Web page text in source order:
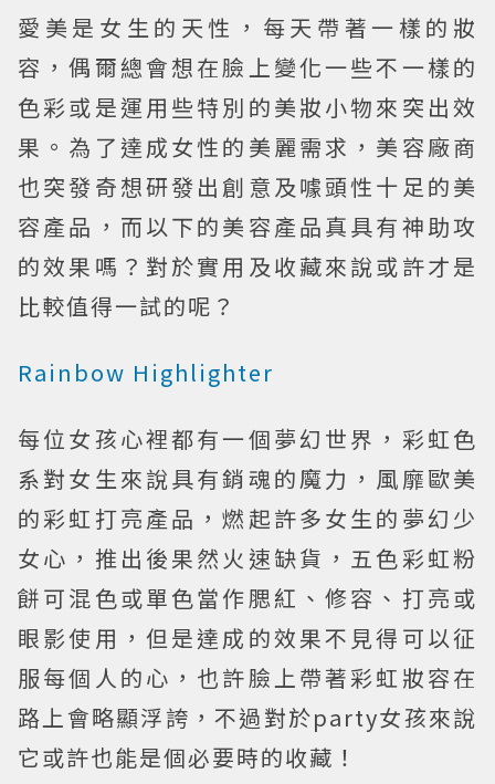
愛美是女生的天性，每天帶著一樣的妝
容，偶爾總會想在臉上變化一些不一樣的
色彩或是運用些特別的美妝小物來突出效
果。為了達成女性的美麗需求，美容廠商
也突發奇想研發出創意及噱頭性十足的美
容產品，而以下的美容產品真具有神助攻
的效果嗎？對於實用及收藏來說或許才是
比較值得一試的呢？
Rainbow Highlighter
每位女孩心裡都有一個夢幻世界，彩虹色
系對女生來說具有銷魂的魔力，風靡歐美
的彩虹打亮產品，燃起許多女生的夢幻少
女心，推出後果然火速缺貨，五色彩虹粉
餅可混色或單色當作腮紅、修容、打亮或
眼影使用，但是達成的效果不見得可以征
服每個人的心，也許臉上帶著彩虹妝容在
路上會略顯浮誇，不過對於party女孩來說
它或許也能是個必要時的收藏！